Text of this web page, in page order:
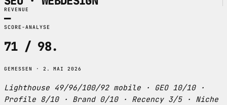
REVENUE
—
SCORE-ANALYSE
71 / 98.
GEMESSEN · 2. MAI 2026
Lighthouse 49/96/100/92 mobile · GEO 10/10 ·
Profile 8/10 · Brand 0/10 · Recency 3/5 · Niche